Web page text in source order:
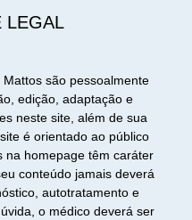
LEGAL
são pessoalmente
edição, adaptação e
neste site, além de sua
é orientado ao público
na homepage têm caráter
conteúdo jamais deverá
autotratamento e
o médico deverá ser